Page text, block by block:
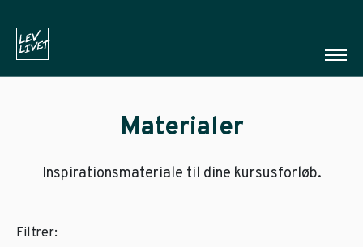
Materialer
Inspirationsmateriale til dine kursusforløb.
Filtrer: